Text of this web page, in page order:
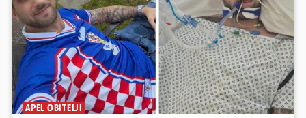
APEL OBITELJI